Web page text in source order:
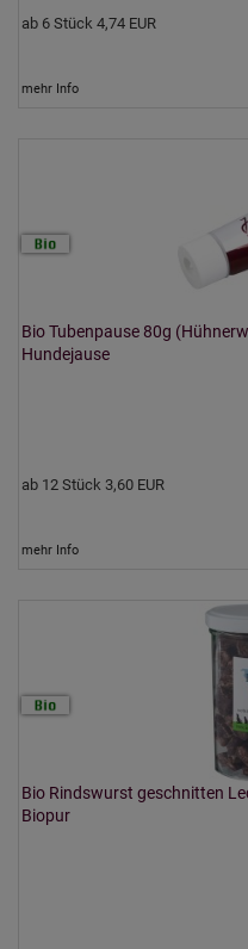
ab 6 Stück 4,74 EUR
mehr Info
Bio Tubenpause 80g
Hundejause
ab 12 Stück 3,60 EUR
mehr Info
Bio Rindswurst geschnitten
Biopur